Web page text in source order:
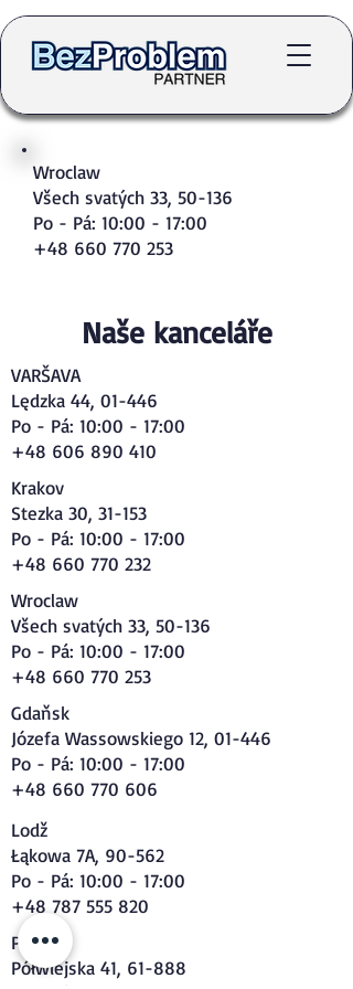
Wroclaw
Všech svatých 33, 50-136
Po - Pá: 10:00 - 17:00
+48 660 770 253
Naše kanceláře
VARŠAVA
Lędzka 44, 01-446
Po - Pá: 10:00 - 17:00
+48 606 890 410
Krakov
Stezka 30, 31-153
Po - Pá: 10:00 - 17:00
+48 660 770 232
Wroclaw
Všech svatých 33, 50-136
Po - Pá: 10:00 - 17:00
+48 660 770 253
Gdaňsk
Józefa Wassowskiego 12, 01-446
Po - Pá: 10:00 - 17:00
+48 660 770 606
Lodž
Łąkowa 7A, 90-562
Po - Pá: 10:00 - 17:00
+48 787 555 820
Poznaň
Półwiejska 41, 61-888